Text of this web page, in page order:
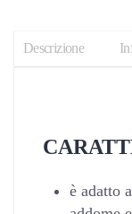
quantità
Descrizione
è adatto